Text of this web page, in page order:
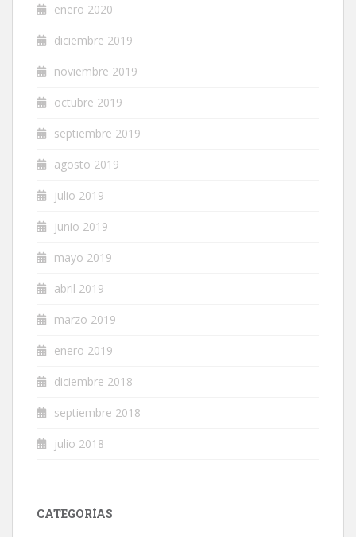
enero 2020
diciembre 2019
noviembre 2019
octubre 2019
septiembre 2019
agosto 2019
julio 2019
junio 2019
mayo 2019
abril 2019
marzo 2019
enero 2019
diciembre 2018
septiembre 2018
julio 2018
CATEGORÍAS